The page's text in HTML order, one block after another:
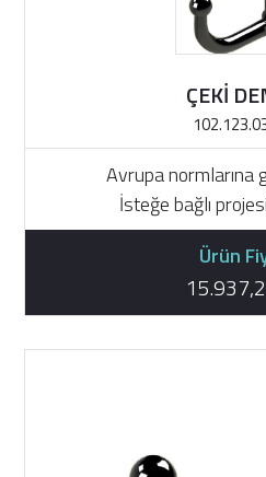
ÇEKİ
Avrupa normlarına
İsteğe bağlı
Ürün